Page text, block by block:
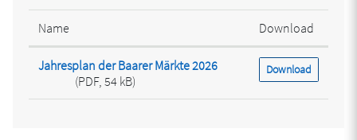
Name Download
Jahresplan der Baarer Märkte 2026
(PDF, 54 kB)
Download